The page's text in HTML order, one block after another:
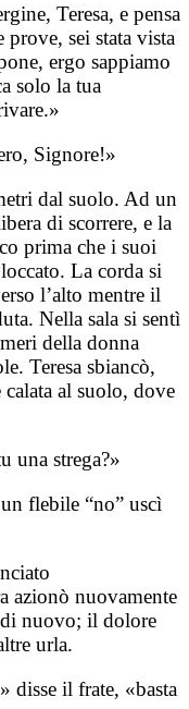
Teresa, e pensa
sei stata vista
ergo sappiamo
solo la tua
Signore!»
dal suolo. Ad un
di scorrere, e la
prima che i suoi
La corda si
l’alto mentre il
Nella sala si sentì
della donna
Teresa sbiancò,
al suolo, dove
una strega?»
flebile “no” uscì
azionò nuovamente
di nuovo; il dolore
urla.
disse il frate, «basta